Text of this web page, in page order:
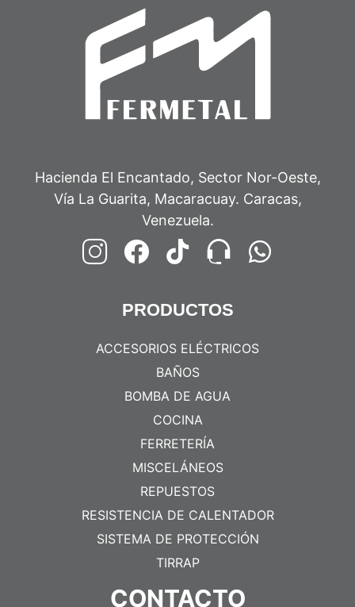
Hacienda El Encantado, Sector Nor-Oeste,
Vía La Guarita, Macaracuay. Caracas,
Venezuela.
PRODUCTOS
ACCESORIOS ELÉCTRICOS
BAÑOS
BOMBA DE AGUA
COCINA
FERRETERÍA
MISCELÁNEOS
REPUESTOS
RESISTENCIA DE CALENTADOR
SISTEMA DE PROTECCIÓN
TIRRAP
CONTACTO